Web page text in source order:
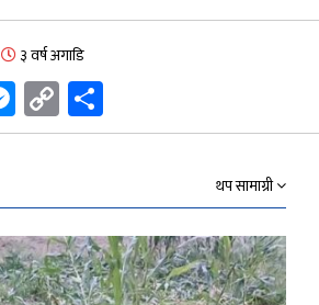
३ वर्ष अगाडि
Messenger
Copy
Link
थप सामाग्री